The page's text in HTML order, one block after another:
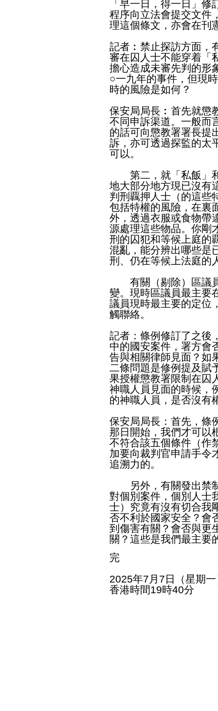
「早一日，得一日」
程序向立法會提交文件
理這個條文，亦會在刊
記者︰禁止探訪方面，
審在囚人士不能穿着「
擔心造成未審先判的形
○一九年的事件，但現
時的風險是如何？
保安局局長︰首先就懲
不同申訴渠道。一般而
的話可向懲教署署長提
訴，亦可透過探監的太
可以。
第二，就「私飯」和
地大部分地方現已沒有
判刑覊押人士（的這些
包括特權的風險，在裏
外，透過衣服或食物帶
源處理這些物品。你剛
刑的囚犯和等候上庭的
混亂，能分辨出哪些是
刑、仍在等候上法庭的
有關（剔除）區議員
變。現時區議員最主要
議員現時最主要的定位
觸聯絡。
記者：條例修訂了之後
中的國安案件，署方會
告與相關律師見面？如
二條問題是修例提及賦
果授權懲教署限制在囚
神職人員見面的時候，
的神職人員，是否沒有
保安局局長：首先，條
那日開始，我們才可以
不符合該五個條件（作
加要向裁判官申請手令
追溯力的。
另外，有關發出禁制
對個別案件，個別人士
士）究竟有沒有切合我
否不利於國家安全？會
到傷害有關？會否與更
關？這些是我們最主要
完
2025年7月7日（星期
香港時間19時40分